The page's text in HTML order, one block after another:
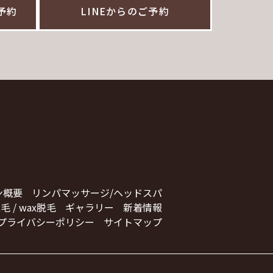
約 LINEからのご予約
概要
リンパマッサージ/ヘッドスパ
/ wax脱毛
ギャラリー
新着情報
ライバシーポリシー
サイトマップ